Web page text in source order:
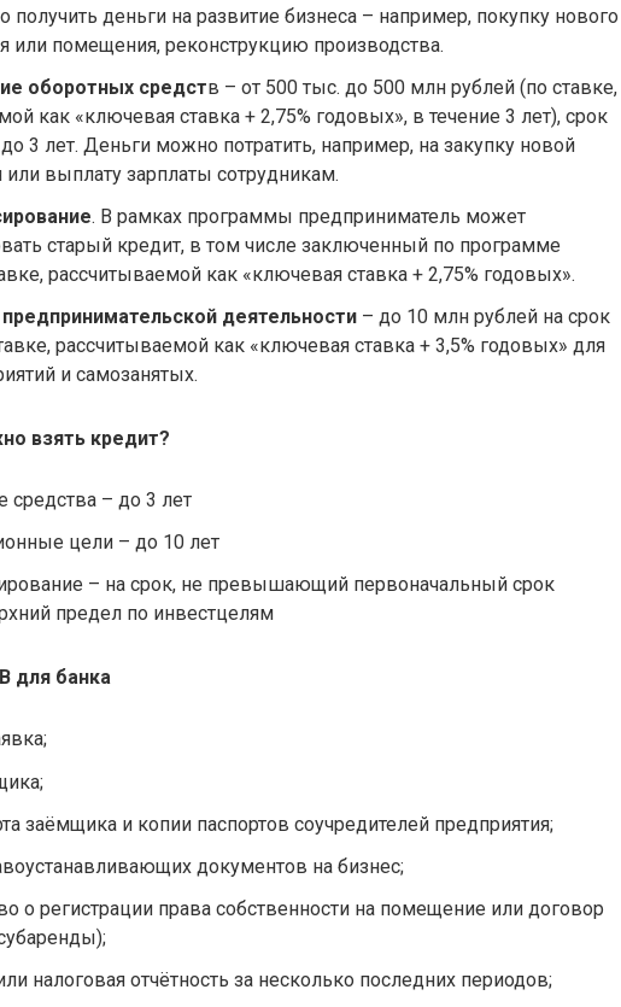
получить деньги на развитие бизнеса – например, покупку нового
или помещения, реконструкцию производства.
оборотных средств – от 500 тыс. до 500 млн рублей (по ставке,
как «ключевая ставка + 2,75% годовых», в течение 3 лет), срок
3 лет. Деньги можно потратить, например, на закупку новой
или выплату зарплаты сотрудникам.
. В рамках программы предприниматель может
старый кредит, в том числе заключенный по программе
рассчитываемой как «ключевая ставка + 2,75% годовых».
деятельности – до 10 млн рублей на срок
рассчитываемой как «ключевая ставка + 3,5% годовых» для
и самозанятых.
взять кредит?
средства – до 3 лет
цели – до 10 лет
– на срок, не превышающий первоначальный срок
предел по инвестцелям
для банка
заёмщика и копии паспортов соучредителей предприятия;
документов на бизнес;
о регистрации права собственности на помещение или договор
налоговая отчётность за несколько последних периодов;